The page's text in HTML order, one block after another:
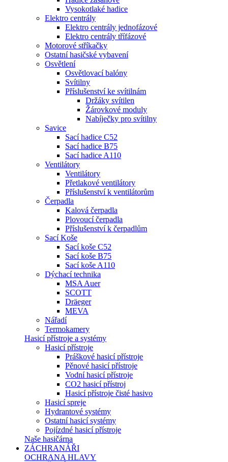
Vysokotlaké hadice
Elektro centrály
Elektro centrály jednofázové
Elektro centrály třífázové
Motorové stříkačky
Ostatní hasičské vybavení
Osvětlení
Osvětlovací balóny
Svítilny
Příslušenství ke svítilnám
Držáky svítilen
Žárovkové moduly
Nabíječky pro svítilny
Savice
Sací hadice C52
Sací hadice B75
Sací hadice A110
Ventilátory
Ventilátory
Přetlakové ventilátory
Příslušenství k ventilátorům
Čerpadla
Kalová čerpadla
Plovoucí čerpadla
Příslušenství k čerpadlům
Sací Koše
Sací koše C52
Sací koše B75
Sací koše A110
Dýchací technika
MSA Auer
SCOTT
Dräeger
MEVA
Nářadí
Termokamery
Hasicí přístroje a systémy
Hasicí přístroje
Práškové hasicí přístroje
Pěnové hasicí přístroje
Vodní hasicí přístroje
CO2 hasicí přístroj
Hasicí přístroje čisté hasivo
Hasicí spreje
Hydrantové systémy
Ostatní hasicí systémy
Pojízdné hasicí přístroje
Naše hasičárna
ZÁCHRANÁŘI
OCHRANA HLAVY